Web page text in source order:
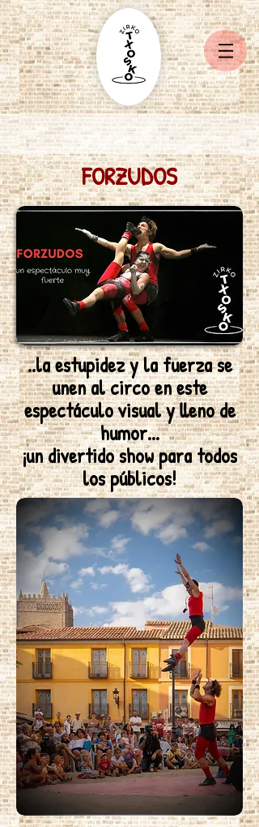
FORZUDOS
..la estupidez y la fuerza se
unen al circo en este
espectáculo visual y lleno de
humor...
¡un divertido show para todos
los públicos!